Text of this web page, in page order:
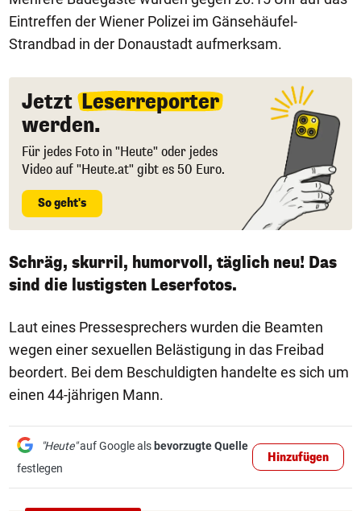
Eintreffen der Wiener Polizei im Gänsehäufel-
Strandbad in der Donaustadt aufmerksam.
Jetzt Leserreporter
werden.
Für jedes Foto in "Heute" oder jedes
Video auf "Heute.at" gibt es 50 Euro.
So geht's
Schräg, skurril, humorvoll, täglich neu! Das
sind die lustigsten Leserfotos.
Laut eines Pressesprechers wurden die Beamten
wegen einer sexuellen Belästigung in das Freibad
beordert. Bei dem Beschuldigten handelte es sich um
einen 44-jährigen Mann.
"Heute"auf Google als bevorzugte Quelle
festlegen
Hinzufügen